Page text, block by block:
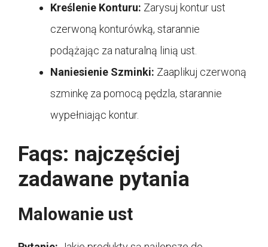
Kreślenie Konturu: Zarysuj kontur ust
czerwoną konturówką, starannie
podążając za naturalną linią ust.
Naniesienie Szminki: Zaaplikuj czerwoną
szminkę za pomocą pędzla, starannie
wypełniając kontur.
Faqs: najczęściej
zadawane pytania
Malowanie ust